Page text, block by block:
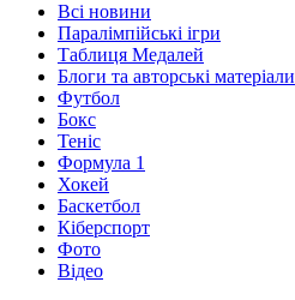
Всі новини
Паралімпійські ігри
Таблиця Медалей
Блоги та авторські матеріали
Футбол
Бокс
Теніс
Формула 1
Хокей
Баскетбол
Кіберспорт
Фото
Відео